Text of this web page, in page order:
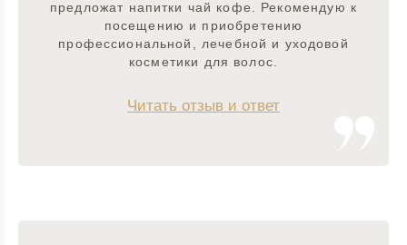
предложат напитки чай кофе. Рекомендую к
посещению и приобретению
профессиональной, лечебной и уходовой
косметики для волос.
Читать отзыв и ответ